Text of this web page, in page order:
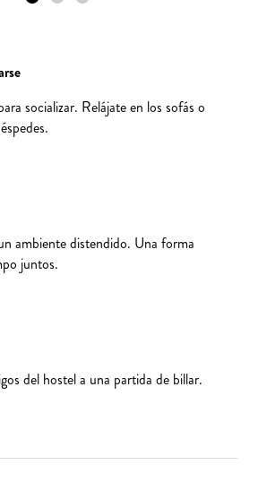
socializar. Relájate en los sofás o
ambiente distendido. Una forma
juntos.
del hostel a una partida de billar.